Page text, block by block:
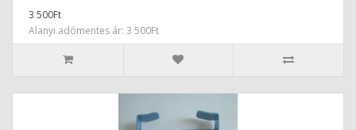
3 500Ft
Alanyi adómentes ár: 3 500Ft